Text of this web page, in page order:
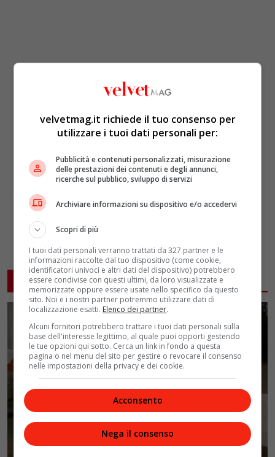
ARTICOLI CORRELATI
velvetmag.it richiede il tuo consenso per
utilizzare i tuoi dati personali per:
Pubblicità e contenuti personalizzati, misurazione
delle prestazioni dei contenuti e degli annunci,
ricerche sul pubblico, sviluppo di servizi
Archiviare informazioni su dispositivo e/o accedervi
Scopri di più
I tuoi dati personali verranno trattati da 327 partner e le
informazioni raccolte dal tuo dispositivo (come cookie,
identificatori univoci e altri dati del dispositivo) potrebbero
essere condivise con questi ultimi, da loro visualizzate e
memorizzate oppure essere usate nello specifico da questo
sito. Noi e i nostri partner potremmo utilizzare dati di
localizzazione esatti. Elenco dei partner.
Alcuni fornitori potrebbero trattare i tuoi dati personali sulla
base dell'interesse legittimo, al quale puoi opporti gestendo
le tue opzioni qui sotto. Cerca un link in fondo a questa
pagina o nel menu del sito per gestire o revocare il consenso
nelle impostazioni della privacy e dei cookie.
Acconsento
Nega il consenso